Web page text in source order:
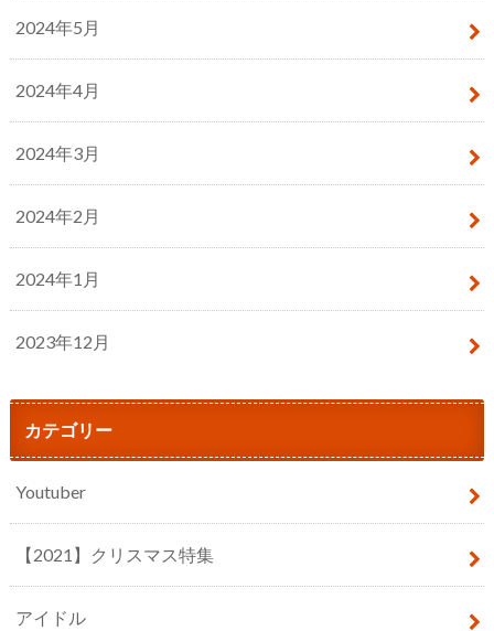
2024年5月
2024年4月
2024年3月
2024年2月
2024年1月
2023年12月
カテゴリー
Youtuber
【2021】クリスマス特集
アイドル